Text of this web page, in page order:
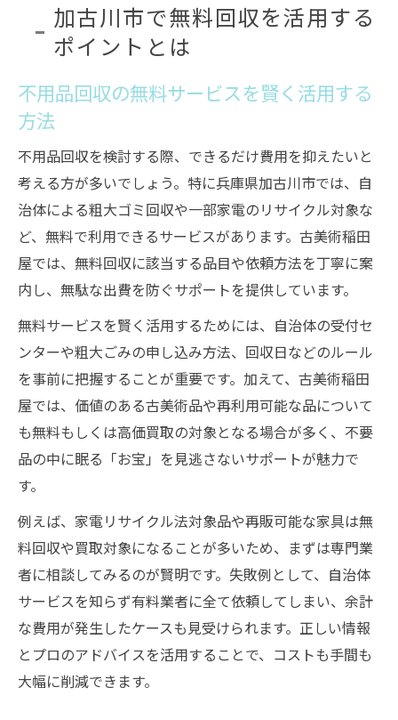
加古川市で無料回収を活用する
ポイントとは
不用品回収の無料サービスを賢く活用する
方法
不用品回収を検討する際、できるだけ費用を抑えたいと
考える方が多いでしょう。特に兵庫県加古川市では、自
治体による粗大ゴミ回収や一部家電のリサイクル対象な
ど、無料で利用できるサービスがあります。古美術稲田
屋では、無料回収に該当する品目や依頼方法を丁寧に案
内し、無駄な出費を防ぐサポートを提供しています。
無料サービスを賢く活用するためには、自治体の受付セ
ンターや粗大ごみの申し込み方法、回収日などのルール
を事前に把握することが重要です。加えて、古美術稲田
屋では、価値のある古美術品や再利用可能な品について
も無料もしくは高価買取の対象となる場合が多く、不要
品の中に眠る「お宝」を見逃さないサポートが魅力で
す。
例えば、家電リサイクル法対象品や再販可能な家具は無
料回収や買取対象になることが多いため、まずは専門業
者に相談してみるのが賢明です。失敗例として、自治体
サービスを知らず有料業者に全て依頼してしまい、余計
な費用が発生したケースも見受けられます。正しい情報
とプロのアドバイスを活用することで、コストも手間も
大幅に削減できます。